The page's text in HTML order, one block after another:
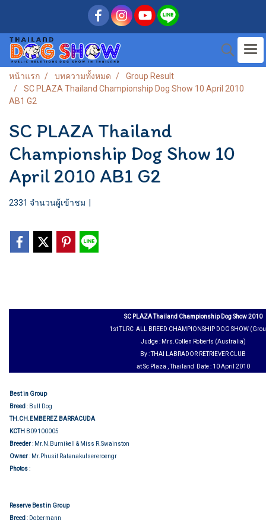
หน้าแรก บทความทั้งหมด
Group Result
SC PLAZA Thailand Championship Dog Show 10 April 2010
AB1 G2
SC PLAZA Thailand
Championship Dog Show 10
April 2010 AB1 G2
2331 จำนวนผู้เข้าชม
SC PLAZA Thailand Championship Dog Show 2010
1st TLRC ALL BREED CHAMPIONSHIP DOG SHOW
Judge : Mrs.Collen Roberts (Australia)
By : THAI LABRADOR RETRIEVER CLUB
at Sc Plaza , Thailand Date : 10 April 2010
Best in Group
Breed : Bull Dog
TH.CH.EMBEREZ BARRACUDA
KCTH B09100005
Breeder: Mr.N.Burnikell & Miss R.Swainston
Owner: Mr.Phusit Ratanakulsereroengr
Photos:
Reserve Best in Group
Breed : Dobermann